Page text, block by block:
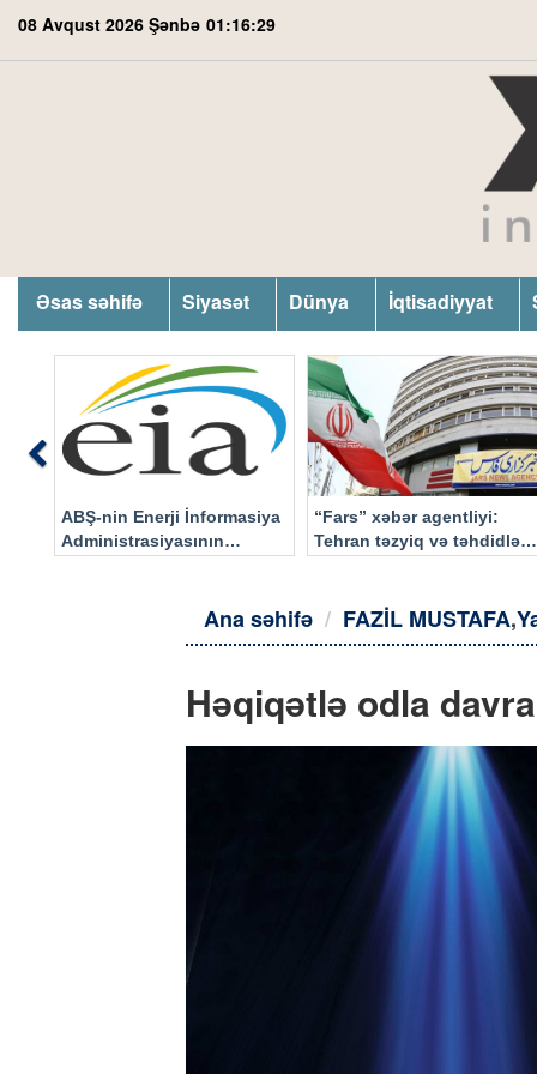
08 Avqust 2026 Şənbə 01:16:30
Əsas səhifə Siyasət Dünya İqtisadiyyat
ABŞ-nin Enerji İnformasiya
Administrasiyasının
“Fars” xəbər agentliyi:
Tehran təzyiq və təhdidlərə
Previous
Ana səhifə FAZİL MUSTAFA,
Həqiqətlə odla